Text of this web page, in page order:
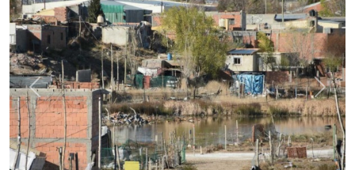
Anterior